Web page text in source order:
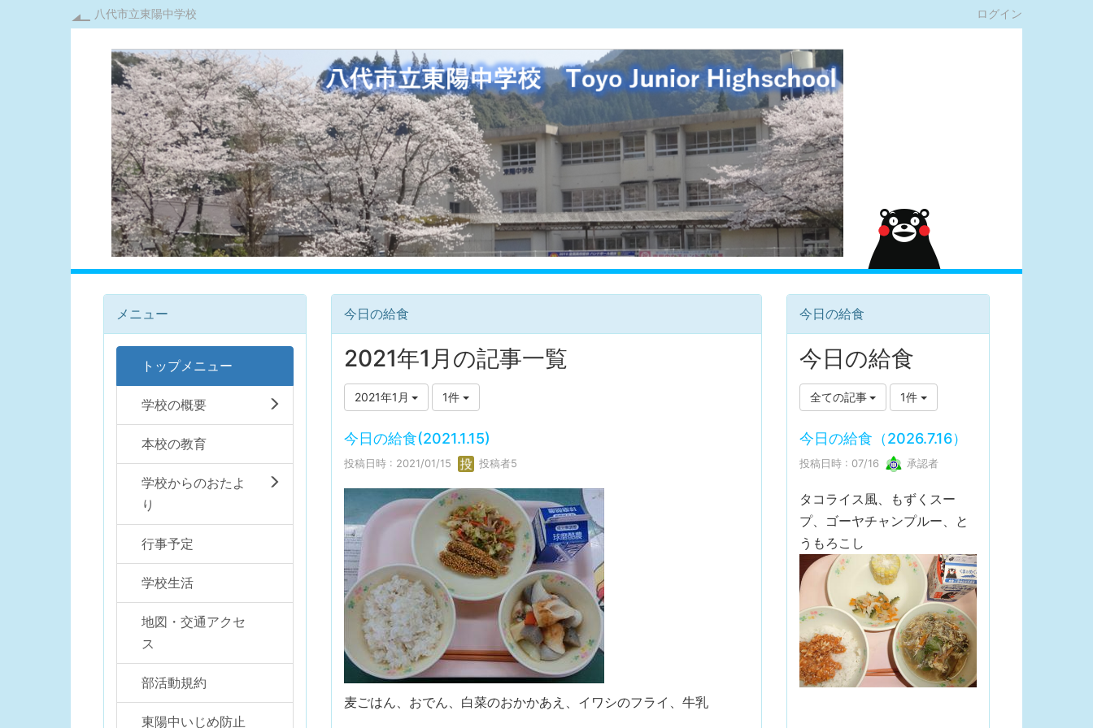
八代市立東陽中学校 ログイン
今日の給食
2021年1月の記事一覧
2021年1月 1件
今日の給食(2021.1.15)
投稿日時 : 2021/01/15 投稿者5
麦ごはん、おでん、白菜のおかかあえ、イワシのフライ、牛乳
メニュー
トップメニュー
学校の概要
本校の教育
学校からのおたよ
り
行事予定
学校生活
地図・交通アクセ
ス
部活動規約
東陽中いじめ防止
今日の給食
今日の給食
全ての記事 1件
今日の給食（2026.7.16）
投稿日時 : 07/16 承認者
タコライス風、もずくスー
プ、ゴーヤチャンプルー、と
うもろこし